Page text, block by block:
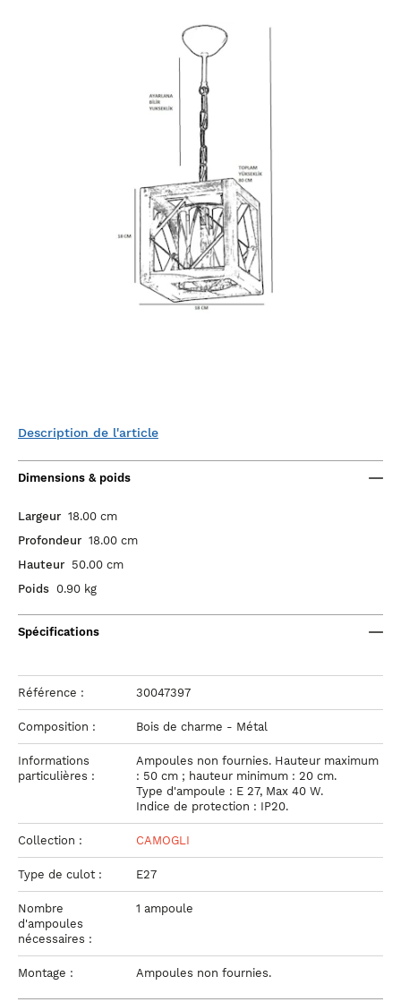
Description de l'article
Dimensions & poids
Largeur 18.00 cm
Profondeur 18.00 cm
Hauteur 50.00 cm
Poids 0.90 kg
Spécifications
Référence : 30047397
Composition : Bois de charme - Métal
Informations
particulières :
Ampoules non fournies. Hauteur maximum
: 50 cm ; hauteur minimum : 20 cm.
Type d'ampoule : E 27, Max 40 W.
Indice de protection : IP20.
Collection : CAMOGLI
Type de culot : E27
Nombre
d'ampoules
nécessaires :
1 ampoule
Montage : Ampoules non fournies.